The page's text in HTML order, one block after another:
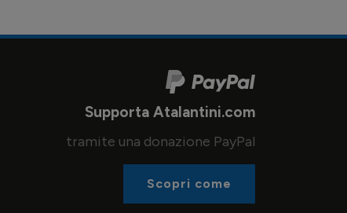
Supporta Atalantini.com
tramite una donazione PayPal
Scopri come